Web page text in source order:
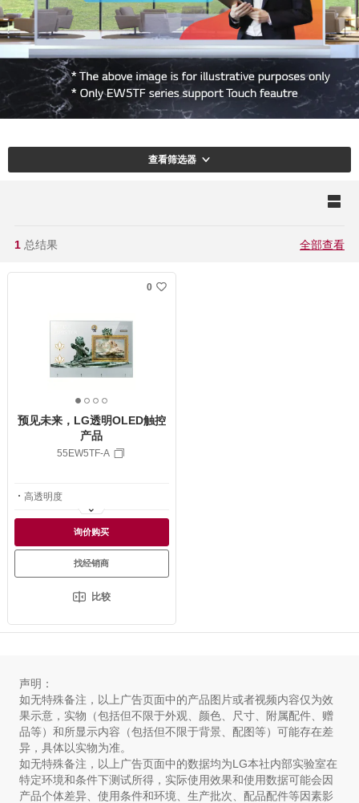
查看筛选器
1 总结果 全部查看
0
1
o
4
2
o
f
4
3
o
f
4
4
o
4
预见未来，LG透明OLED触控
产品
55EW5TF-A
高透明度
灵动通透 和谐融入
询价购买
找经销商
比较
声明：
如无特殊备注，以上广告页面中的产品图片或者视频内容仅为效
果示意，实物（包括但不限于外观、颜色、尺寸、附属配件、赠
品等）和所显示内容（包括但不限于背景、配图等）可能存在差
异，具体以实物为准。
如无特殊备注，以上广告页面中的数据均为LG本社内部实验室在
特定环境和条件下测试所得，实际使用效果和使用数据可能会因
产品个体差异、使用条件和环境、生产批次、配品配件等因素影